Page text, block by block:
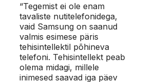
“Tegemist ei ole enam
tavaliste nutitelefonidega,
vaid Samsung on saanud
valmis esimese päris
tehisintellektil põhineva
telefoni. Tehisintellekt peab
olema midagi, millele
inimesed saavad iga päev